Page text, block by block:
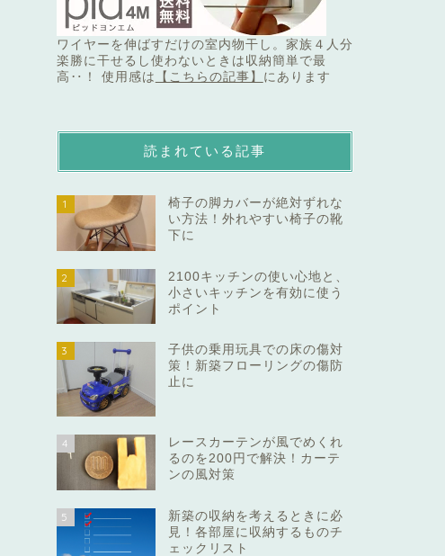
ワイヤーを伸ばすだけの室内物干し。家族４人分
楽勝に干せるし使わないときは収納簡単で最
高‥！ 使用感は
【こちらの記事】 にあります
読まれている記事
1
椅子の脚カバーが絶対ずれな
い方法！外れやすい椅子の靴
下に
2
2100キッチンの使い心地と、
小さいキッチンを有効に使う
ポイント
3
子供の乗用玩具での床の傷対
策！新築フローリングの傷防
止に
4
レースカーテンが風でめくれ
るのを200円で解決！カーテ
ンの風対策
5
新築の収納を考えるときに必
見！各部屋に収納するものチ
ェックリスト